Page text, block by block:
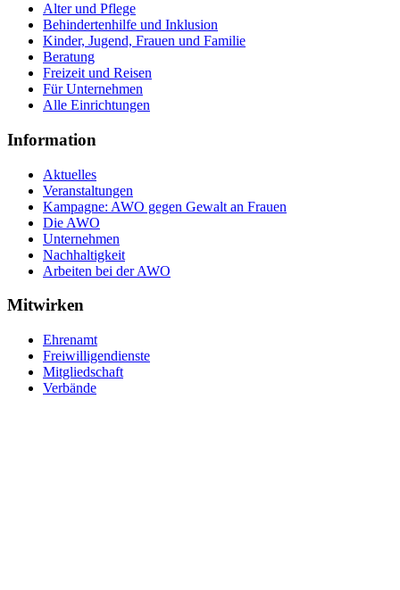
Alter und Pflege
Behindertenhilfe und Inklusion
Kinder, Jugend, Frauen und Familie
Beratung
Freizeit und Reisen
Für Unternehmen
Alle Einrichtungen
Information
Aktuelles
Veranstaltungen
Kampagne: AWO gegen Gewalt an Frauen
Die AWO
Unternehmen
Nachhaltigkeit
Arbeiten bei der AWO
Mitwirken
Ehrenamt
Freiwilligendienste
Mitgliedschaft
Verbände